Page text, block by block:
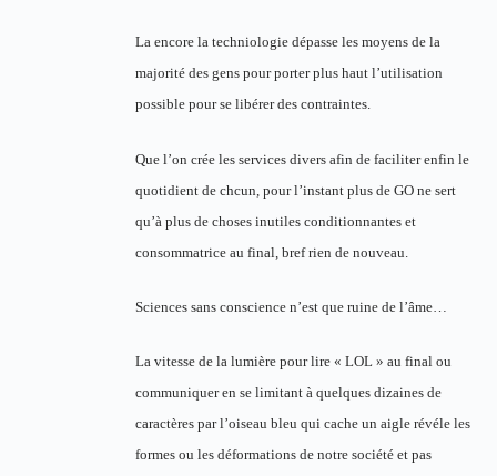
La encore la techniologie dépasse les moyens de la
majorité des gens pour porter plus haut l’utilisation
possible pour se libérer des contraintes.
Que l’on crée les services divers afin de faciliter enfin le
quotidient de chcun, pour l’instant plus de GO ne sert
qu’à plus de choses inutiles conditionnantes et
consommatrice au final, bref rien de nouveau.
Sciences sans conscience n’est que ruine de l’âme…
La vitesse de la lumière pour lire « LOL » au final ou
communiquer en se limitant à quelques dizaines de
caractères par l’oiseau bleu qui cache un aigle révéle les
formes ou les déformations de notre société et pas